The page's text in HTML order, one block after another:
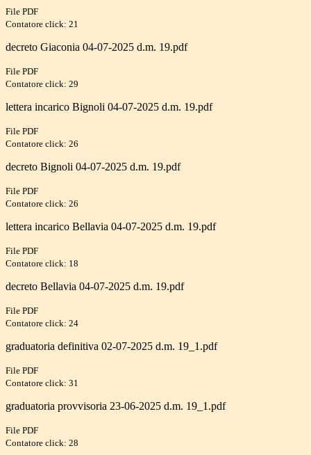
File PDF
Contatore click: 21
decreto Giaconia 04-07-2025 d.m. 19.pdf
File PDF
Contatore click: 29
lettera incarico Bignoli 04-07-2025 d.m. 19.pdf
File PDF
Contatore click: 26
decreto Bignoli 04-07-2025 d.m. 19.pdf
File PDF
Contatore click: 26
lettera incarico Bellavia 04-07-2025 d.m. 19.pdf
File PDF
Contatore click: 18
decreto Bellavia 04-07-2025 d.m. 19.pdf
File PDF
Contatore click: 24
graduatoria definitiva 02-07-2025 d.m. 19_1.pdf
File PDF
Contatore click: 31
graduatoria provvisoria 23-06-2025 d.m. 19_1.pdf
File PDF
Contatore click: 28